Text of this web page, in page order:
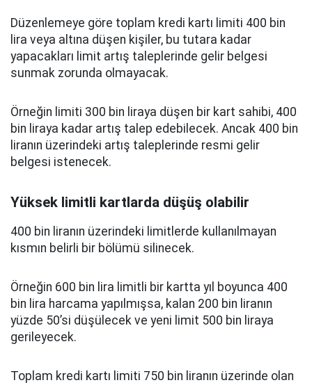
Düzenlemeye göre toplam kredi kartı limiti 400 bin
lira veya altına düşen kişiler, bu tutara kadar
yapacakları limit artış taleplerinde gelir belgesi
sunmak zorunda olmayacak.
Örneğin limiti 300 bin liraya düşen bir kart sahibi, 400
bin liraya kadar artış talep edebilecek. Ancak 400 bin
liranın üzerindeki artış taleplerinde resmi gelir
belgesi istenecek.
Yüksek limitli kartlarda düşüş olabilir
400 bin liranın üzerindeki limitlerde kullanılmayan
kısmın belirli bir bölümü silinecek.
Örneğin 600 bin lira limitli bir kartta yıl boyunca 400
bin lira harcama yapılmışsa, kalan 200 bin liranın
yüzde 50’si düşülecek ve yeni limit 500 bin liraya
gerileyecek.
Toplam kredi kartı limiti 750 bin liranın üzerinde olan